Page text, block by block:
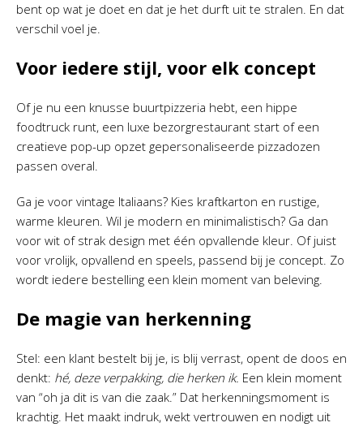
bent op wat je doet en dat je het durft uit te stralen. En dat
verschil voel je.
Voor iedere stijl, voor elk concept
Of je nu een knusse buurtpizzeria hebt, een hippe
foodtruck runt, een luxe bezorgrestaurant start of een
creatieve pop-up opzet gepersonaliseerde pizzadozen
passen overal.
Ga je voor vintage Italiaans? Kies kraftkarton en rustige,
warme kleuren. Wil je modern en minimalistisch? Ga dan
voor wit of strak design met één opvallende kleur. Of juist
voor vrolijk, opvallend en speels, passend bij je concept. Zo
wordt iedere bestelling een klein moment van beleving.
De magie van herkenning
Stel: een klant bestelt bij je, is blij verrast, opent de doos en
denkt: hé, deze verpakking, die herken ik. Een klein moment
van “oh ja dit is van die zaak.” Dat herkenningsmoment is
krachtig. Het maakt indruk, wekt vertrouwen en nodigt uit